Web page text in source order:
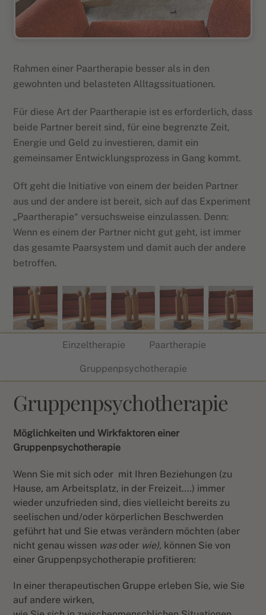
Rahmen einer Paartherapie besser als in den
gewohnten und belasteten Alltagssituationen.
Für diese Art der Paartherapie ist es erforderlich, dass
beide Partner bereit sind, für eine begrenzte Zeit,
Energie und Geld zu investieren, damit ein
gemeinsamer Entwicklungsprozess in Gang kommt.
Oft geht die Initiative von einem der beiden Partner
aus und der andere ist bereit, sich auf das Experiment
„Paartherapie“ versuchsweise einzulassen. Denn:
Wenn es einem der Partner nicht gut geht, ist immer
das gesamte Paarsystem und damit auch der andere
betroffen.
Einzeltherapie Paartherapie
Gruppenpsychotherapie
Gruppenpsychotherapie
Möglichkeiten und Wirkfaktoren einer
Gruppenpsychotherapie
Wenn Sie mit sich oder mit Ihren Beziehungen (zu
Hause, am Arbeitsplatz, in der Freizeit….) immer
wieder unzufrieden sind, dies vielleicht bereits zu
seelischen und/oder körperlichen Beschwerden
geführt hat und Sie etwas verändern möchten (aber
nicht genau wissen was oder wie), können Sie von
einer Gruppenpsychotherapie profitieren:
In einer therapeutischen Gruppe erleben Sie, wie Sie
auf andere wirken,